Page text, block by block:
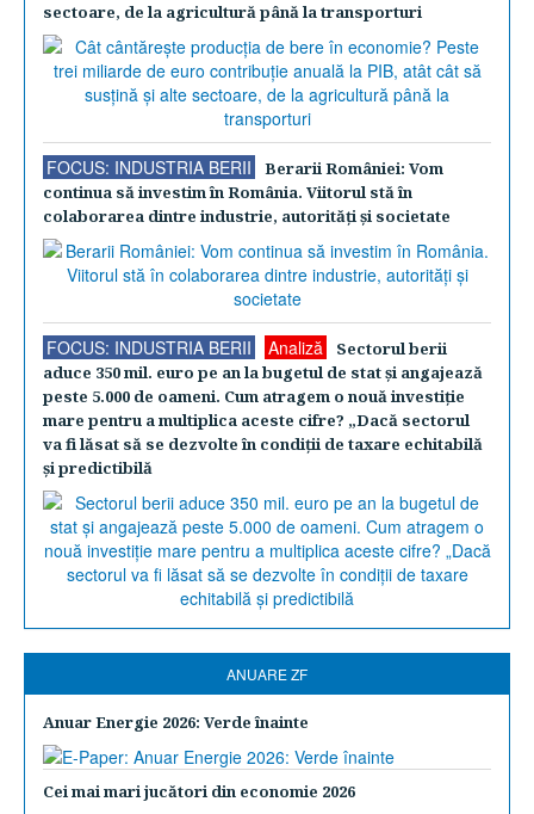
sectoare, de la agricultură până la transporturi
FOCUS: INDUSTRIA BERII
Berarii României: Vom
continua să investim în România. Viitorul stă în
colaborarea dintre industrie, autorităţi şi societate
FOCUS: INDUSTRIA BERII Analiză
Sectorul berii
aduce 350 mil. euro pe an la bugetul de stat şi angajează
peste 5.000 de oameni. Cum atragem o nouă investiţie
mare pentru a multiplica aceste cifre? „Dacă sectorul
va fi lăsat să se dezvolte în condiţii de taxare echitabilă
şi predictibilă
ANUARE ZF
Anuar Energie 2026: Verde înainte
Cei mai mari jucători din economie 2026